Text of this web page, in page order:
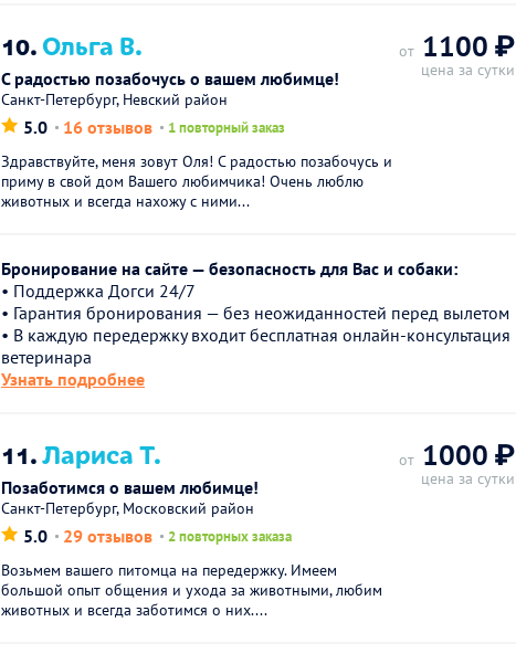
10.Ольга В.
С радостью позабочусь о вашем любимце!
Санкт-Петербург, Невский район
5.0 16 отзывов 1 повторный заказ
Здравствуйте, меня зовут Оля! С радостью позабочусь и
приму в свой дом Вашего любимчика! Очень люблю
животных и всегда нахожу с ними...
от 1100 ₽
цена за сутки
Бронирование на сайте — безопасность для Вас и собаки:
• Поддержка Догси 24/7
• Гарантия бронирования — без неожиданностей перед вылетом
• В каждую передержку входит бесплатная онлайн-консультация
ветеринара
Узнать подробнее
11.Лариса Т.
Позаботимся о вашем любимце!
Санкт-Петербург, Московский район
5.0 29 отзывов 2 повторных заказа
Возьмем вашего питомца на передержку. Имеем
большой опыт общения и ухода за животными, любим
животных и всегда заботимся о них....
от 1000 ₽
цена за сутки